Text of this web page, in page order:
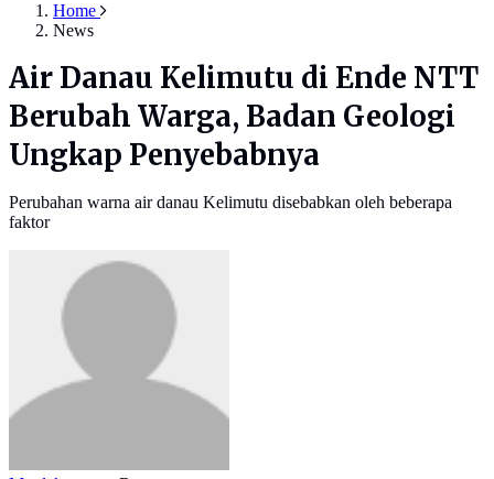
Home
News
Air Danau Kelimutu di Ende NTT
Berubah Warga, Badan Geologi
Ungkap Penyebabnya
Perubahan warna air danau Kelimutu disebabkan oleh beberapa
faktor